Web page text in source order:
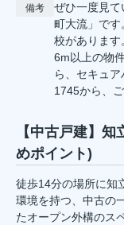
備考
ぜひ一度見
町大流」で
校がありま
6m以上の物
ら、セキュ
1745から、
【中古戸建】
めポイント)
徒歩14分の場所に知
環境を持つ、中古の
たオープン外構のス